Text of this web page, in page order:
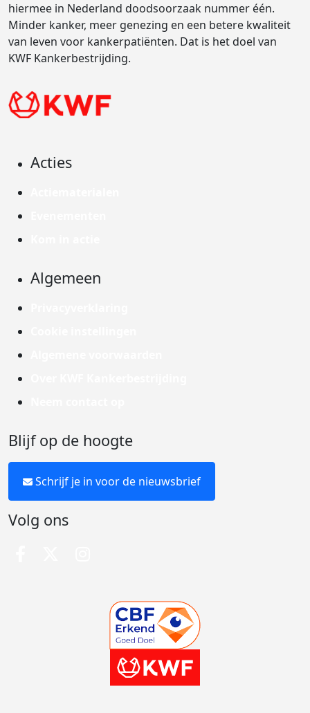
hiermee in Nederland doodsoorzaak nummer één.
Minder kanker, meer genezing en een betere kwaliteit
van leven voor kankerpatiënten. Dat is het doel van
KWF Kankerbestrijding.
Acties
Algemeen
Blijf op de hoogte
Schrijf je in voor de nieuwsbrief
Volg ons